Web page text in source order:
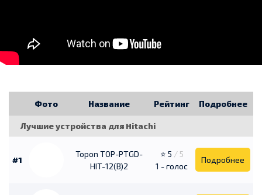
Фото Название Рейтинг Подробнее
Лучшие устройства для Hitachi
#1
Topon TOP-PTGD-
HIT-12(B)2
⭐ 5 / 5
1 - голос
Подробнее